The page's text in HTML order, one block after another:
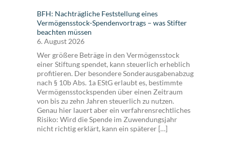
BFH: Nachträgliche Feststellung eines
Vermögensstock-Spendenvortrags – was Stifter
beachten müssen
6. August 2026
Wer größere Beträge in den Vermögensstock
einer Stiftung spendet, kann steuerlich erheblich
profitieren. Der besondere Sonderausgabenabzug
nach § 10b Abs. 1a EStG erlaubt es, bestimmte
Vermögensstockspenden über einen Zeitraum
von bis zu zehn Jahren steuerlich zu nutzen.
Genau hier lauert aber ein verfahrensrechtliches
Risiko: Wird die Spende im Zuwendungsjahr
nicht richtig erklärt, kann ein späterer […]